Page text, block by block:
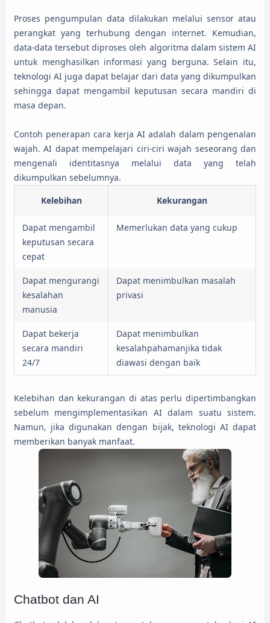
Proses pengumpulan data dilakukan melalui sensor atau
perangkat yang terhubung dengan internet. Kemudian,
data-data tersebut diproses oleh algoritma dalam sistem AI
untuk menghasilkan informasi yang berguna. Selain itu,
teknologi AI juga dapat belajar dari data yang dikumpulkan
sehingga dapat mengambil keputusan secara mandiri di
masa depan.
Contoh penerapan cara kerja AI adalah dalam pengenalan
wajah. AI dapat mempelajari ciri-ciri wajah seseorang dan
mengenali identitasnya melalui data yang telah
dikumpulkan sebelumnya.
Kelebihan
Kekurangan
Dapat mengambil
keputusan secara
cepat
Memerlukan data yang cukup
Dapat mengurangi
kesalahan
manusia
Dapat menimbulkan masalah
privasi
Dapat bekerja
secara mandiri
24/7
Dapat menimbulkan
kesalahpahamanjika tidak
diawasi dengan baik
Kelebihan dan kekurangan di atas perlu dipertimbangkan
sebelum mengimplementasikan AI dalam suatu sistem.
Namun, jika digunakan dengan bijak, teknologi AI dapat
memberikan banyak manfaat.
Chatbot dan AI